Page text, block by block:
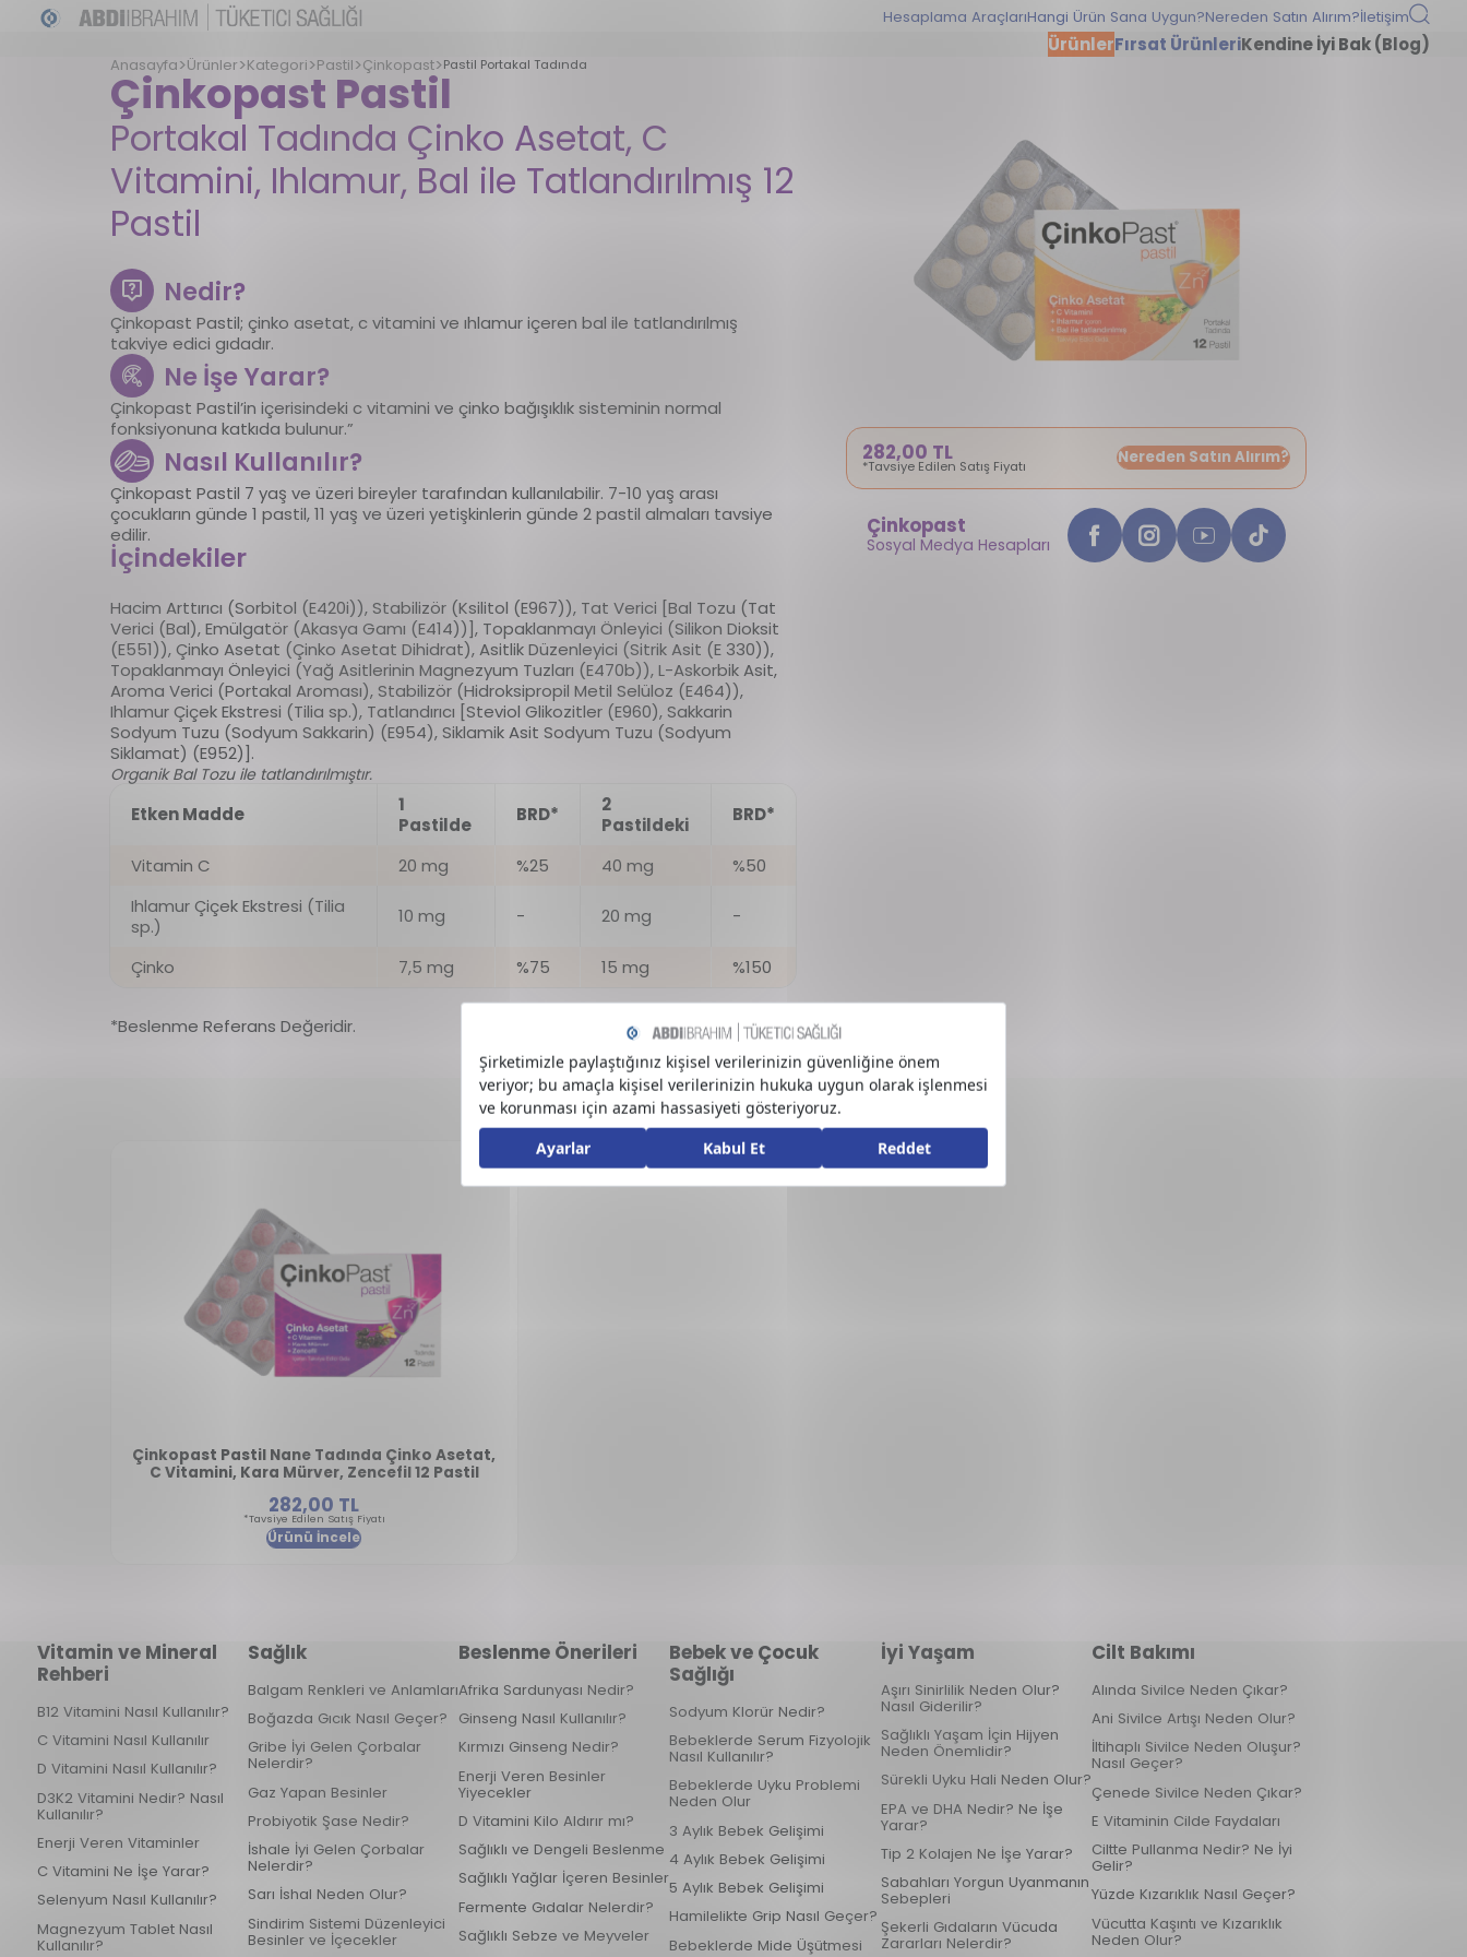
Hesaplama AraçlarıHangi Ürün Sana Uygun?Nereden Satın Alırım?İletişim
ÜrünlerFırsat ÜrünleriKendine İyi Bak (Blog)
Anasayfa Ürünler Kategori Pastil Çinkopast Pastil Portakal Tadında
Çinkopast Pastil
Portakal Tadında Çinko Asetat, C
Vitamini, Ihlamur, Bal ile Tatlandırılmış 12
Pastil
Nedir?
Çinkopast Pastil; çinko asetat, c vitamini ve ıhlamur içeren bal ile tatlandırılmış
takviye edici gıdadır.
Ne İşe Yarar?
Çinkopast Pastil’in içerisindeki c vitamini ve çinko bağışıklık sisteminin normal
fonksiyonuna katkıda bulunur.”
Nasıl Kullanılır?
Çinkopast Pastil 7 yaş ve üzeri bireyler tarafından kullanılabilir. 7-10 yaş arası
çocukların günde 1 pastil, 11 yaş ve üzeri yetişkinlerin günde 2 pastil almaları tavsiye
edilir.
İçindekiler
Hacim Arttırıcı (Sorbitol (E420i)), Stabilizör (Ksilitol (E967)), Tat Verici [Bal Tozu (Tat
Verici (Bal), Emülgatör (Akasya Gamı (E414))], Topaklanmayı Önleyici (Silikon Dioksit
(E551)), Çinko Asetat (Çinko Asetat Dihidrat), Asitlik Düzenleyici (Sitrik Asit (E 330)),
Topaklanmayı Önleyici (Yağ Asitlerinin Magnezyum Tuzları (E470b)), L-Askorbik Asit,
Aroma Verici (Portakal Aroması), Stabilizör (Hidroksipropil Metil Selüloz (E464)),
Ihlamur Çiçek Ekstresi (Tilia sp.), Tatlandırıcı [Steviol Glikozitler (E960), Sakkarin
Sodyum Tuzu (Sodyum Sakkarin) (E954), Siklamik Asit Sodyum Tuzu (Sodyum
Siklamat) (E952)].
Organik Bal Tozu ile tatlandırılmıştır.
Etken Madde
1
Pastilde
BRD*
2
Pastildeki
BRD*
Vitamin C 20 mg %25 40 mg
%50
Ihlamur Çiçek Ekstresi (Tilia
sp.)
10 mg - 20 mg -
Çinko 7,5 mg %75 15 mg %150
*Beslenme Referans Değeridir.
282,00 TL
*Tavsiye Edilen Satış Fiyatı Nereden Satın Alırım?
Çinkopast
Sosyal Medya Hesapları
Benzer Ürünler
Çinkopast Pastil Nane Tadında Çinko Asetat,
C Vitamini, Kara Mürver, Zencefil 12 Pastil
282,00 TL
*Tavsiye Edilen Satış Fiyatı
Ürünü İncele
Vitamin ve Mineral
Rehberi
B12 Vitamini Nasıl Kullanılır?
C Vitamini Nasıl Kullanılır
D Vitamini Nasıl Kullanılır?
D3K2 Vitamini Nedir? Nasıl
Kullanılır?
Enerji Veren Vitaminler
C Vitamini Ne İşe Yarar?
Selenyum Nasıl Kullanılır?
Magnezyum Tablet Nasıl
Kullanılır?
Sağlık
Balgam Renkleri ve Anlamları
Boğazda Gıcık Nasıl Geçer?
Gribe İyi Gelen Çorbalar
Nelerdir?
Gaz Yapan Besinler
Probiyotik Şase Nedir?
İshale İyi Gelen Çorbalar
Nelerdir?
Sarı İshal Neden Olur?
Sindirim Sistemi Düzenleyici
Besinler ve İçecekler
Beslenme Önerileri
Afrika Sardunyası Nedir?
Ginseng Nasıl Kullanılır?
Kırmızı Ginseng Nedir?
Enerji Veren Besinler
Yiyecekler
D Vitamini Kilo Aldırır mı?
Sağlıklı ve Dengeli Beslenme
Sağlıklı Yağlar İçeren Besinler
Fermente Gıdalar Nelerdir?
Sağlıklı Sebze ve Meyveler
Bebek ve Çocuk
Sağlığı
Sodyum Klorür Nedir?
Bebeklerde Serum Fizyolojik
Nasıl Kullanılır?
Bebeklerde Uyku Problemi
Neden Olur
3 Aylık Bebek Gelişimi
4 Aylık Bebek Gelişimi
5 Aylık Bebek Gelişimi
Hamilelikte Grip Nasıl Geçer?
Bebeklerde Mide Üşütmesi
İyi Yaşam
Aşırı Sinirlilik Neden Olur?
Nasıl Giderilir?
Sağlıklı Yaşam İçin Hijyen
Neden Önemlidir?
Sürekli Uyku Hali Neden Olur?
EPA ve DHA Nedir? Ne İşe
Yarar?
Tip 2 Kolajen Ne İşe Yarar?
Sabahları Yorgun Uyanmanın
Sebepleri
Şekerli Gıdaların Vücuda
Zararları Nelerdir?
Cilt Bakımı
Alında Sivilce Neden Çıkar?
Ani Sivilce Artışı Neden Olur?
İltihaplı Sivilce Neden Oluşur?
Nasıl Geçer?
Çenede Sivilce Neden Çıkar?
E Vitaminin Cilde Faydaları
Ciltte Pullanma Nedir? Ne İyi
Gelir?
Yüzde Kızarıklık Nasıl Geçer?
Vücutta Kaşıntı ve Kızarıklık
Neden Olur?